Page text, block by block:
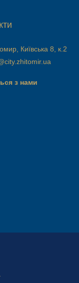
Київська 8, к.2
з нами